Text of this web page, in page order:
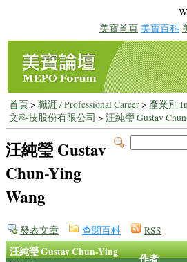
美寶首頁 美寶百科
首頁> 職涯 / Professional Career> 產業別
文科技股份有限公司 > 汪純瑩 Gustav
汪純瑩 Gustav
Chun-Ying
Wang
發表文章 查閱百科 RSS
汪純瑩 Gustav Chun-Ying
作者